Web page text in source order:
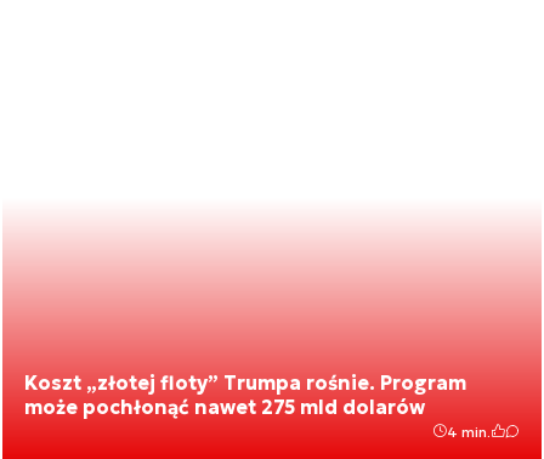
Koszt „złotej floty” Trumpa rośnie. Program
może pochłonąć nawet 275 mld dolarów
4 min.